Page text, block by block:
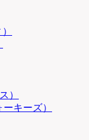
）
キーズ）